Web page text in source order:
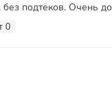
подтёков. Очень
0